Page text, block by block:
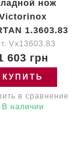
нож
1.3603.83
Vx13603.83
603 грн
КУПИТЬ
в сравнение
В наличии